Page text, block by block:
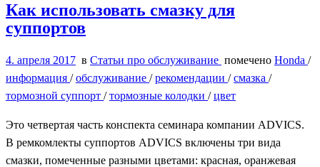
Как использовать смазку для
суппортов
4. апреля 2017 в Статьи про обслуживание помечено Honda /
информация /обслуживание /рекомендации /смазка /
тормозной суппорт /тормозные колодки /цвет
Это четвертая часть конспекта семинара компании ADVICS.
В ремкомлекты суппортов ADVICS включены три вида
смазки, помеченные разными цветами: красная, оранжевая